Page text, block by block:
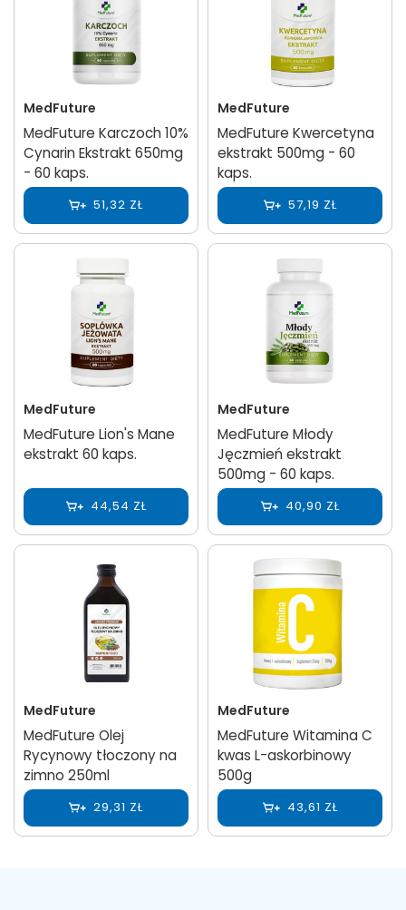
MedFuture
MedFuture Karczoch 10%
Cynarin Ekstrakt 650mg
- 60 kaps.
51,32 ZŁ
MedFuture
MedFuture Kwercetyna
ekstrakt 500mg - 60
kaps.
57,19 ZŁ
MedFuture
MedFuture Lion's Mane
ekstrakt 60 kaps.
44,54 ZŁ
MedFuture
MedFuture Młody
Jęczmień ekstrakt
500mg - 60 kaps.
40,90 ZŁ
MedFuture
MedFuture Olej
Rycynowy tłoczony na
zimno 250ml
29,31 ZŁ
MedFuture
MedFuture Witamina C
kwas L-askorbinowy
500g
43,61 ZŁ